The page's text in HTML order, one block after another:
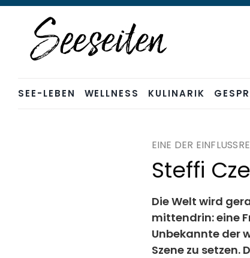
Skip
content
SEE-LEBEN WELLNESS KULINARIK
EINE DER
Steffi
Die Welt wird
mittendrin: eine
Unbekannte der
Szene zu